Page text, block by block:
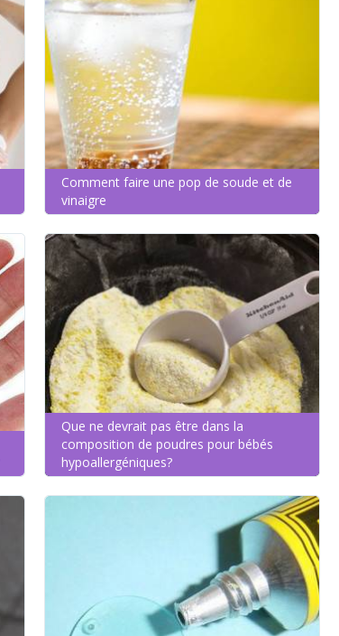
Comment faire une pop de soude et de
vinaigre
Que ne devrait pas être dans la
composition de poudres pour bébés
hypoallergéniques?